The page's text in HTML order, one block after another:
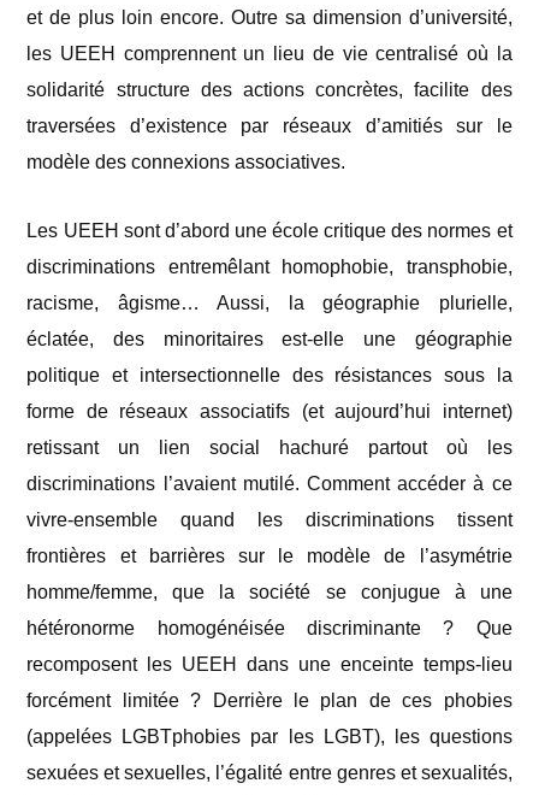
et de plus loin encore. Outre sa dimension d’université,
les UEEH comprennent un lieu de vie centralisé où la
solidarité structure des actions concrètes, facilite des
traversées d’existence par réseaux d’amitiés sur le
modèle des connexions associatives.
Les UEEH sont d’abord une école critique des normes et
discriminations entremêlant homophobie, transphobie,
racisme, âgisme… Aussi, la géographie plurielle,
éclatée, des minoritaires est-elle une géographie
politique et intersectionnelle des résistances sous la
forme de réseaux associatifs (et aujourd’hui internet)
retissant un lien social hachuré partout où les
discriminations l’avaient mutilé. Comment accéder à ce
vivre-ensemble quand les discriminations tissent
frontières et barrières sur le modèle de l’asymétrie
homme/femme, que la société se conjugue à une
hétéronorme homogénéisée discriminante ? Que
recomposent les UEEH dans une enceinte temps-lieu
forcément limitée ? Derrière le plan de ces phobies
(appelées LGBTphobies par les LGBT), les questions
sexuées et sexuelles, l’égalité entre genres et sexualités,